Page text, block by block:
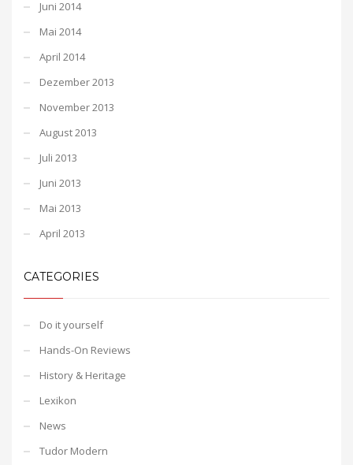
Juni 2014
Mai 2014
April 2014
Dezember 2013
November 2013
August 2013
Juli 2013
Juni 2013
Mai 2013
April 2013
CATEGORIES
Do it yourself
Hands-On Reviews
History & Heritage
Lexikon
News
Tudor Modern